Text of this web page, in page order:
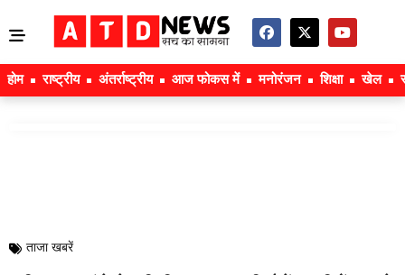
होम राष्ट्रीय अंतर्राष्ट्रीय आज फोकस में मनोरंजन शिक्षा खेल
ताजा खबरें